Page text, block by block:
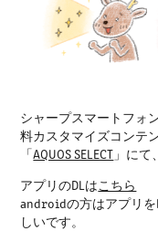
シャープスマートフォ
料カスタマイズコンテ
「AQUOS SELECT 」にて
アプリのDLはこちら
androidの方はアプリ
しいです。